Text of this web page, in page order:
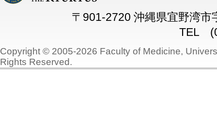
〒901-2720 沖縄県宜野湾市
TEL
Copyright © 2005-2026 Faculty of Medicine,
Rights Reserved.